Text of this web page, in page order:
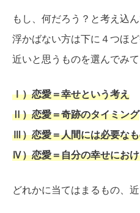
もし、何だろう？と考え込
浮かばない方は下に４つほ
近いと思うものを選んでみて
Ⅰ）恋愛＝幸せという考え
Ⅱ）恋愛＝奇跡のタイミング
Ⅲ）恋愛＝人間には必要な
Ⅳ）恋愛＝自分の幸せにお
どれかに当てはまるもの、